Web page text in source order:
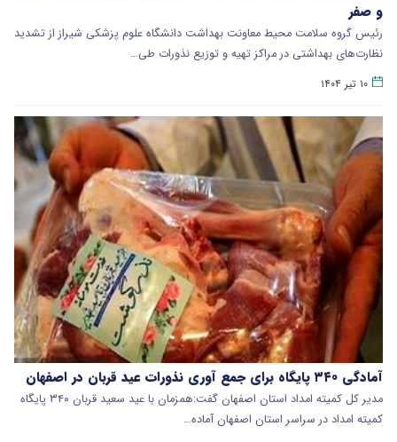
و صفر
رئیس گروه سلامت محیط معاونت بهداشت دانشگاه علوم پزشکی شیراز از تشدید
نظارت‌های بهداشتی در مراکز تهیه و توزیع نذورات طی…
۱۰ تیر ۱۴۰۴
آمادگی ۳۴۰ پایگاه برای جمع آوری نذورات عید قربان در اصفهان
مدیر کل کمیته امداد استان اصفهان گفت:همزمان با عید سعید قربان ۳۴۰ پایگاه
کمیته امداد در سراسر استان اصفهان آماده…